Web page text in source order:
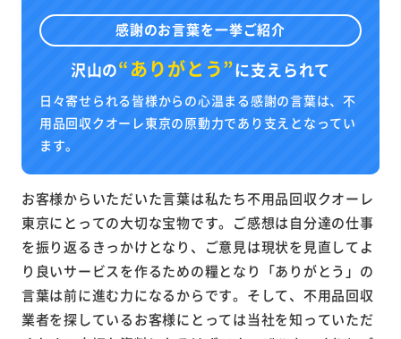
感謝のお言葉を一挙ご紹介
沢山の“ありがとう”に支えられて
日々寄せられる皆様からの心温まる感謝の言葉は、不
用品回収クオーレ東京の原動力であり支えとなってい
ます。
お客様からいただいた言葉は私たち不用品回収クオーレ
東京にとっての大切な宝物です。ご感想は自分達の仕事
を振り返るきっかけとなり、ご意見は現状を見直してよ
り良いサービスを作るための糧となり「ありがとう」の
言葉は前に進む力になるからです。そして、不用品回収
業者を探しているお客様にとっては当社を知っていただ